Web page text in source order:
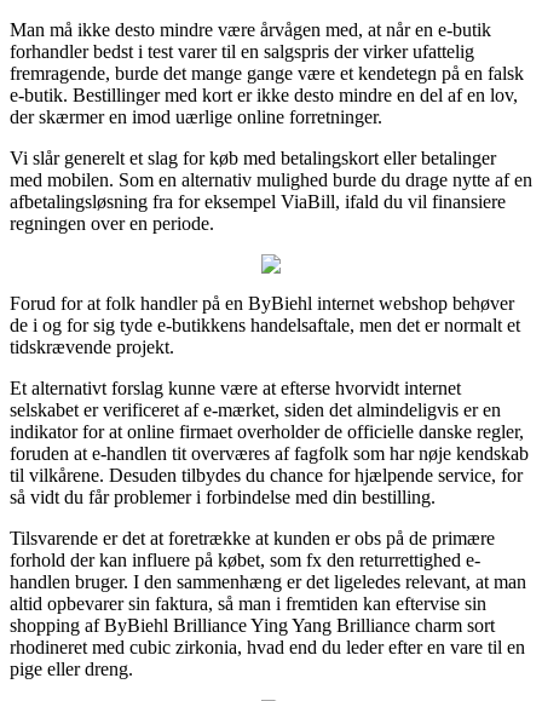
Man må ikke desto mindre være årvågen med, at når en e-butik
forhandler bedst i test varer til en salgspris der virker ufattelig
fremragende, burde det mange gange være et kendetegn på en falsk
e-butik. Bestillinger med kort er ikke desto mindre en del af en lov,
der skærmer en imod uærlige online forretninger.
Vi slår generelt et slag for køb med betalingskort eller betalinger
med mobilen. Som en alternativ mulighed burde du drage nytte af en
afbetalingsløsning fra for eksempel ViaBill, ifald du vil finansiere
regningen over en periode.
Forud for at folk handler på en ByBiehl internet webshop behøver
de i og for sig tyde e-butikkens handelsaftale, men det er normalt et
tidskrævende projekt.
Et alternativt forslag kunne være at efterse hvorvidt internet
selskabet er verificeret af e-mærket, siden det almindeligvis er en
indikator for at online firmaet overholder de officielle danske regler,
foruden at e-handlen tit overværes af fagfolk som har nøje kendskab
til vilkårene. Desuden tilbydes du chance for hjælpende service, for
så vidt du får problemer i forbindelse med din bestilling.
Tilsvarende er det at foretrække at kunden er obs på de primære
forhold der kan influere på købet, som fx den returrettighed e-
handlen bruger. I den sammenhæng er det ligeledes relevant, at man
altid opbevarer sin faktura, så man i fremtiden kan eftervise sin
shopping af ByBiehl Brilliance Ying Yang Brilliance charm sort
rhodineret med cubic zirkonia, hvad end du leder efter en vare til en
pige eller dreng.